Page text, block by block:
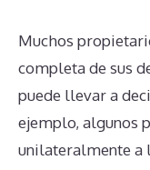
Muchos
completa de sus
puede llevar a
ejemplo, algunos
unilateralmente a